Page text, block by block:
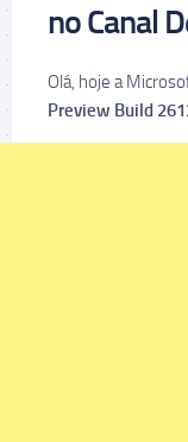
no Canal
Olá, hoje a
Preview Build